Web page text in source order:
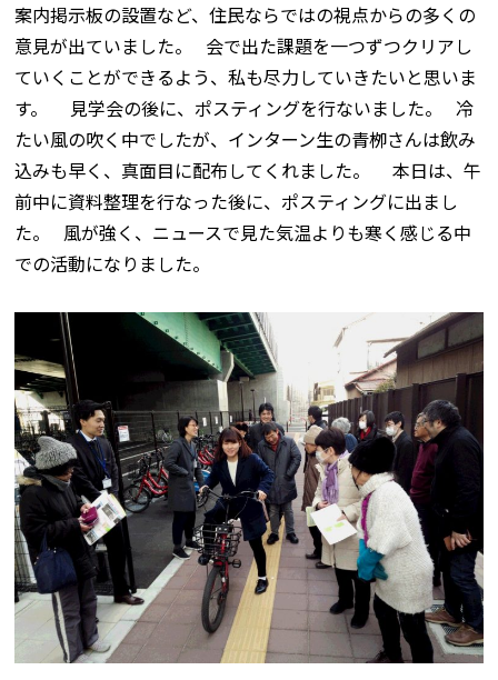
案内掲示板の設置など、住民ならではの視点からの多くの
意見が出ていました。 会で出た課題を一つずつクリアし
ていくことができるよう、私も尽力していきたいと思いま
す。 見学会の後に、ポスティングを行ないました。 冷
たい風の吹く中でしたが、インターン生の青栁さんは飲み
込みも早く、真面目に配布してくれました。 本日は、午
前中に資料整理を行なった後に、ポスティングに出まし
た。 風が強く、ニュースで見た気温よりも寒く感じる中
での活動になりました。